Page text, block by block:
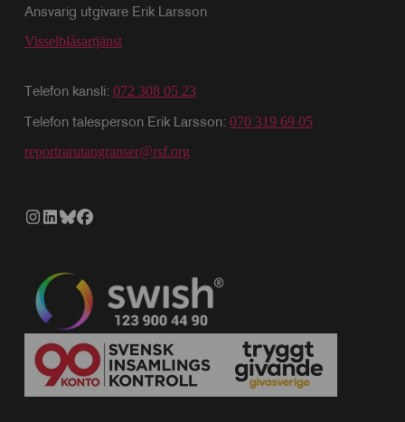
Ansvarig utgivare Erik Larsson
Visselblåsartjänst
Telefon kansli: 072 308 05 23
Telefon talesperson Erik Larsson: 070 319 69 05
reportrarutangranser@rsf.org